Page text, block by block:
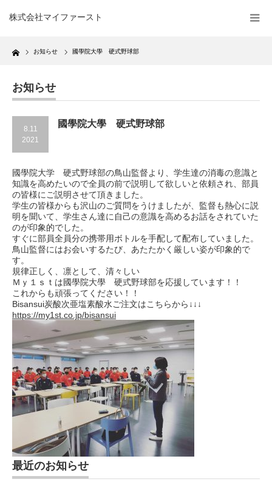
株式会社マイファースト
Home お知らせ 國學院大學 硬式野球部
お知らせ
8.11
2021
國學院大學 硬式野球部
國學院大学 硬式野球部の鳥山監督より、学生達の消毒の意識と
知識を高めたいので全員の前で説明して欲しいと依頼され、部員
の皆様にご説明させて頂きました。
学生の皆様からも沢山のご質問をうけましたが、監督も熱心に説
明を聞いて、学生さん達に自己の意識を高めるお話をされていた
のが印象的でした。
すぐに部員全員分の携帯用ボトルを手配して配布していました。
鳥山監督にはお会いするたび、あたたかく厳しい姿が印象的で
す。
規律正しく、凛として、清々しい
Ｍｙ１ｓｔは國學院大學 硬式野球部を応援しています！！
これからも頑張ってください！！
Bisansui炭酸次亜塩素酸水ご注文はこちらから↓↓↓
https://my1st.co.jp/bisansui
最近のお知らせ